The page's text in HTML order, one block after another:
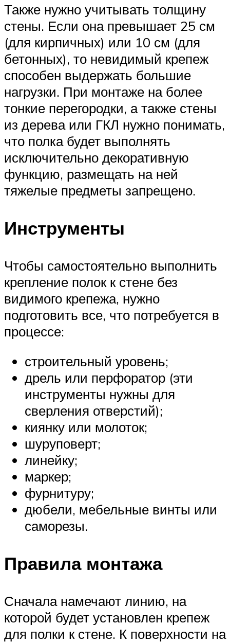
Также нужно учитывать толщину
стены. Если она превышает 25 см
(для кирпичных) или 10 см (для
бетонных), то невидимый крепеж
способен выдержать большие
нагрузки. При монтаже на более
тонкие перегородки, а также стены
из дерева или ГКЛ нужно понимать,
что полка будет выполнять
исключительно декоративную
функцию, размещать на ней
тяжелые предметы запрещено.
Инструменты
Чтобы самостоятельно выполнить
крепление полок к стене без
видимого крепежа, нужно
подготовить все, что потребуется в
процессе:
строительный уровень;
дрель или перфоратор (эти
инструменты нужны для
сверления отверстий);
киянку или молоток;
шуруповерт;
линейку;
маркер;
фурнитуру;
дюбели, мебельные винты или
саморезы.
Правила монтажа
Сначала намечают линию, на
которой будет установлен крепеж
для полки к стене. К поверхности на